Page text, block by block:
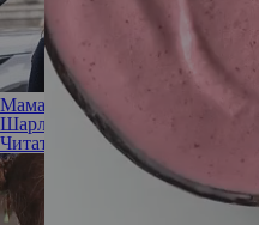
Мама рядом: как Кейт
Шарлотту и не дает ей
Читать полностью